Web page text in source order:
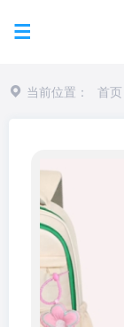
当前位置： 首页